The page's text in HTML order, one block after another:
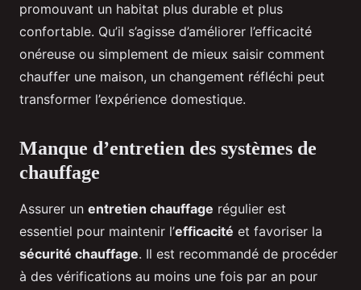
promouvant un habitat plus durable et plus
confortable. Qu’il s’agisse d’améliorer l’efficacité
onéreuse ou simplement de mieux saisir comment
chauffer une maison, un changement réfléchi peut
transformer l’expérience domestique.
Manque d’entretien des systèmes de
chauffage
Assurer un entretien chauffage régulier est
essentiel pour maintenir l’efficacité et favoriser la
sécurité chauffage. Il est recommandé de procéder
à des vérifications au moins une fois par an pour